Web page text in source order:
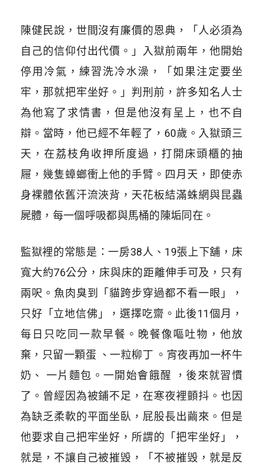
陳健民說，世間沒有廉價的恩典，「人必須為
自己的信仰付出代價。」入獄前兩年，他開始
停用冷氣，練習洗冷水澡，「如果注定要坐
牢，那就把牢坐好。」判刑前，許多知名人士
為他寫了求情書，但是他沒有呈上，也不自
辯。當時，他已經不年輕了，60歲。入獄頭三
天，在荔枝角收押所度過，打開床頭櫃的抽
屜，幾隻蟑螂衝上他的手臂。四月天，即使赤
身裸體依舊汗流浹背，天花板結滿蛛網與昆蟲
屍體，每一個呼吸都與馬桶的陳垢同在。
監獄裡的常態是：一房38人、19張上下舖，床
寬大約76公分，床與床的距離伸手可及，只有
兩呎。魚肉臭到「貓跨步穿過都不看一眼」，
只好「立地信佛」，選擇吃齋。此後11個月，
每日只吃同一款早餐。晚餐像嘔吐物，他放
棄，只留一顆蛋 、一粒柳丁 。宵夜再加一杯牛
奶、 一片麵包。一開始會餓醒 ，後來就習慣
了。曾經因為被鋪不足，在寒夜裡顫抖。也因
為缺乏柔軟的平面坐臥，屁股長出繭來。但是
他要求自己把牢坐好，所謂的「把牢坐好」，
就是，不讓自己被摧毁，「不被摧毁，就是反